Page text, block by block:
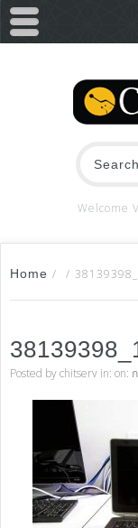
Welcome
Home / /
Posted bychitserv in: on: